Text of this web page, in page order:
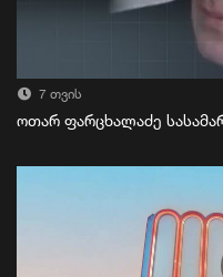
7 თვის
ოთარ ფარცხალაძე